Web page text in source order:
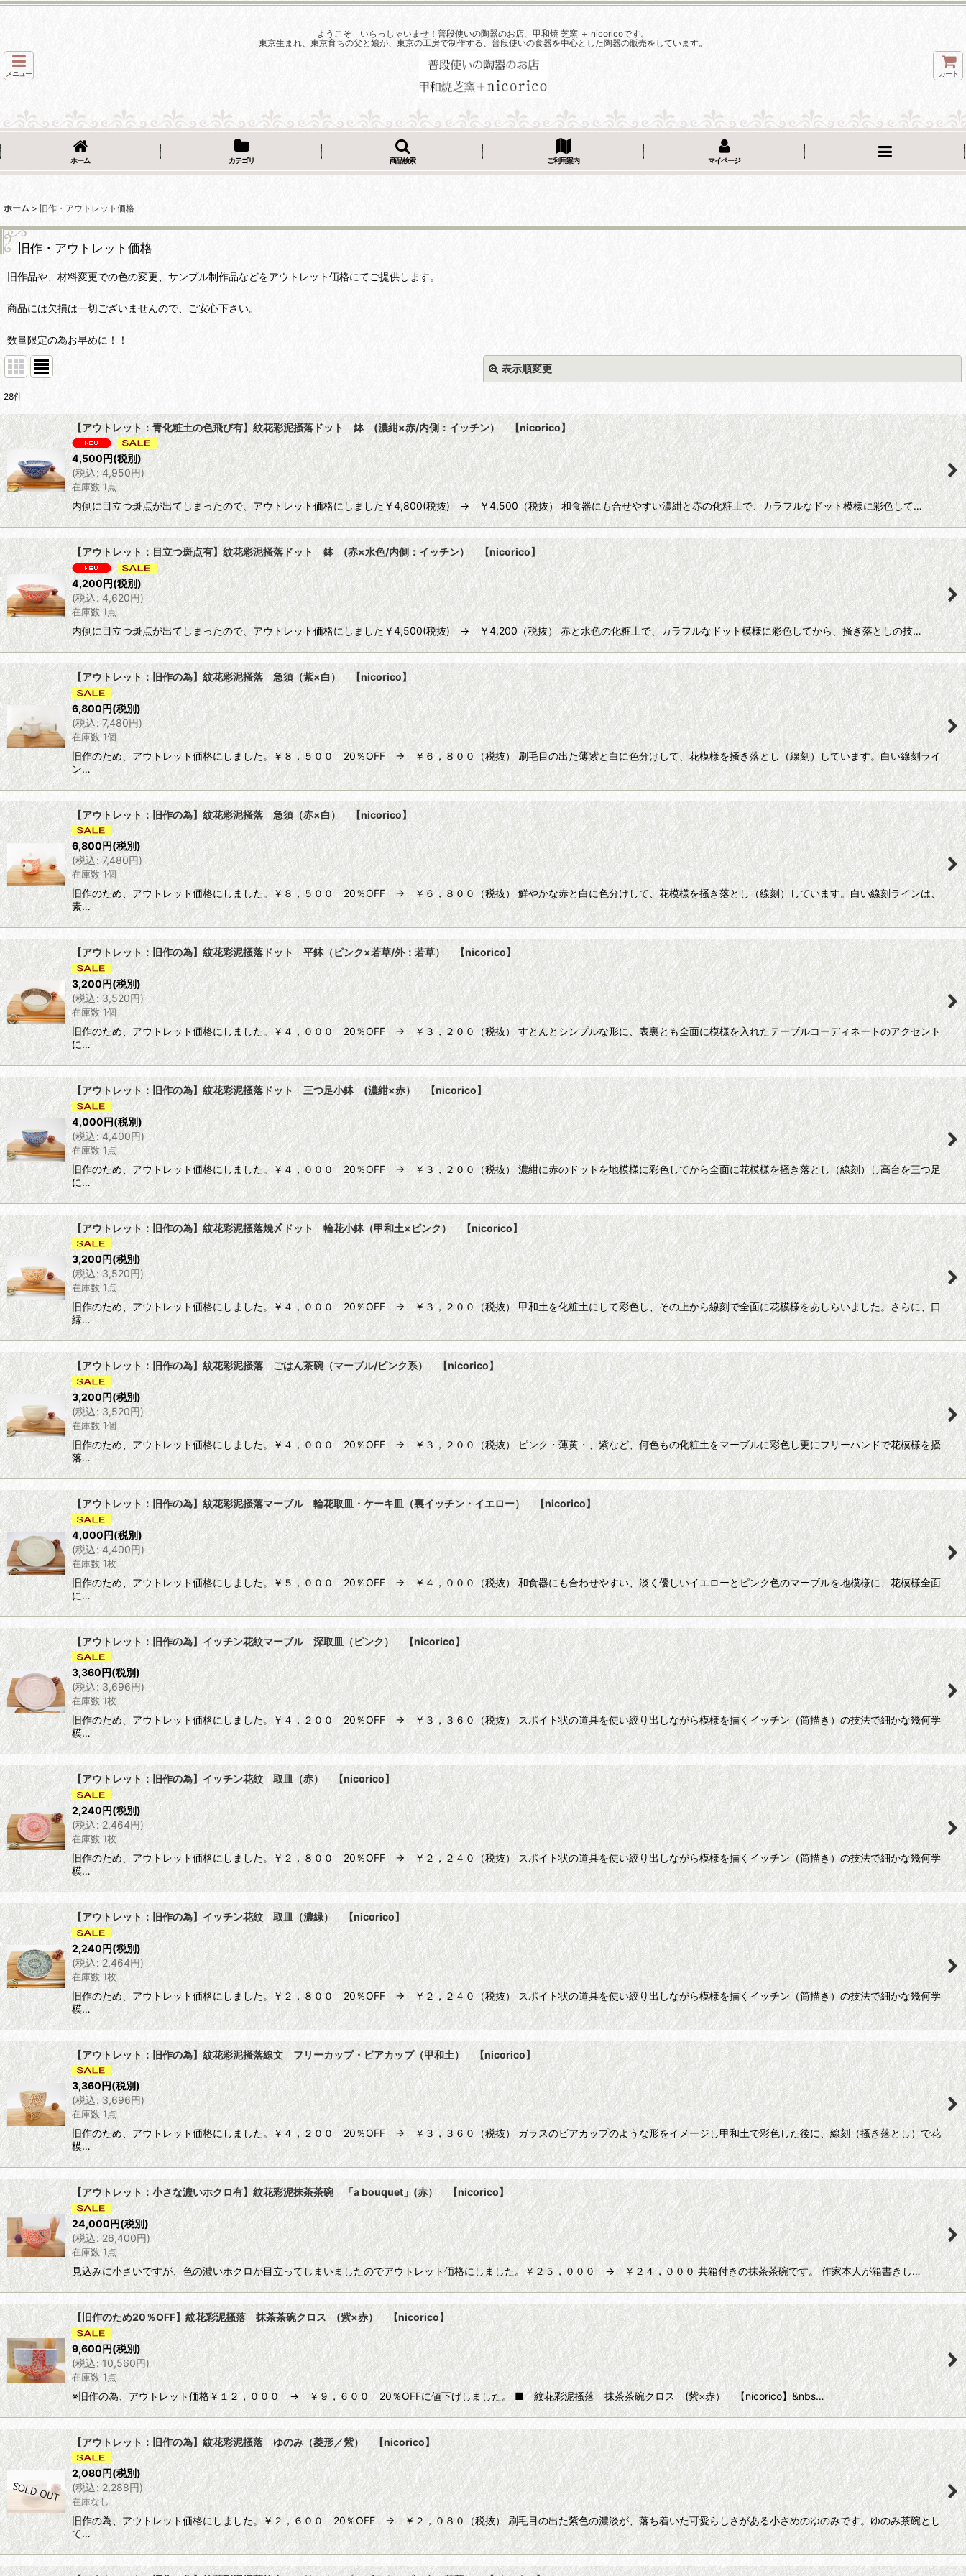
ようこそ いらっしゃいませ！普段使いの陶器のお店、甲和焼 芝窯 ＋ nicoricoです。
東京生まれ、東京育ちの父と娘が、東京の工房で制作する、普段使いの食器を中心とした陶器の販売をしています。
メニュー カート
ホーム カテゴリ 商品検索 ご利用案内 マイページ
ホーム > 旧作・アウトレット価格
旧作・アウトレット価格
旧作品や、材料変更での色の変更、サンプル制作品などをアウトレット価格にてご提供します。
商品には欠損は一切ございませんので、ご安心下さい。
数量限定の為お早めに！！
表示順変更
並び順:
絞り込む
28件
【アウトレット：青化粧土の色飛び有】紋花彩泥掻落ドット 鉢 (濃紺×赤/内側：イッチン） 【nicorico】
4,500円(税別)
(税込: 4,950円)
在庫数 1点
内側に目立つ斑点が出てしまったので、アウトレット価格にしました￥4,800(税抜) → ￥4,500（税抜） 和食器にも合せやすい濃紺と赤の化粧土で、カラフルなドット模様に彩色して…
【アウトレット：目立つ斑点有】紋花彩泥掻落ドット 鉢 (赤×水色/内側：イッチン） 【nicorico】
4,200円(税別)
(税込: 4,620円)
在庫数 1点
内側に目立つ斑点が出てしまったので、アウトレット価格にしました￥4,500(税抜) → ￥4,200（税抜） 赤と水色の化粧土で、カラフルなドット模様に彩色してから、掻き落としの技…
【アウトレット：旧作の為】紋花彩泥掻落 急須（紫×白） 【nicorico】
6,800円(税別)
(税込: 7,480円)
在庫数 1個
旧作のため、アウトレット価格にしました。￥８，５００ 20％OFF → ￥６，８００（税抜） 刷毛目の出た薄紫と白に色分けして、花模様を掻き落とし（線刻）しています。白い線刻ライ
ン…
【アウトレット：旧作の為】紋花彩泥掻落 急須（赤×白） 【nicorico】
6,800円(税別)
(税込: 7,480円)
在庫数 1個
旧作のため、アウトレット価格にしました。￥８，５００ 20％OFF → ￥６，８００（税抜） 鮮やかな赤と白に色分けして、花模様を掻き落とし（線刻）しています。白い線刻ラインは、
素…
【アウトレット：旧作の為】紋花彩泥掻落ドット 平鉢（ピンク×若草/外：若草） 【nicorico】
3,200円(税別)
(税込: 3,520円)
在庫数 1個
旧作のため、アウトレット価格にしました。￥４，０００ 20％OFF → ￥３，２００（税抜） すとんとシンプルな形に、表裏とも全面に模様を入れたテーブルコーディネートのアクセント
に…
【アウトレット：旧作の為】紋花彩泥掻落ドット 三つ足小鉢 (濃紺×赤） 【nicorico】
4,000円(税別)
(税込: 4,400円)
在庫数 1点
旧作のため、アウトレット価格にしました。￥４，０００ 20％OFF → ￥３，２００（税抜） 濃紺に赤のドットを地模様に彩色してから全面に花模様を掻き落とし（線刻）し高台を三つ足
に…
【アウトレット：旧作の為】紋花彩泥掻落焼〆ドット 輪花小鉢（甲和土×ピンク） 【nicorico】
3,200円(税別)
(税込: 3,520円)
在庫数 1点
旧作のため、アウトレット価格にしました。￥４，０００ 20％OFF → ￥３，２００（税抜） 甲和土を化粧土にして彩色し、その上から線刻で全面に花模様をあしらいました。さらに、口
縁…
【アウトレット：旧作の為】紋花彩泥掻落 ごはん茶碗（マーブル/ピンク系） 【nicorico】
3,200円(税別)
(税込: 3,520円)
在庫数 1個
旧作のため、アウトレット価格にしました。￥４，０００ 20％OFF → ￥３，２００（税抜） ピンク・薄黄・、紫など、何色もの化粧土をマーブルに彩色し更にフリーハンドで花模様を掻
落…
【アウトレット：旧作の為】紋花彩泥掻落マーブル 輪花取皿・ケーキ皿（裏イッチン・イエロー） 【nicorico】
4,000円(税別)
(税込: 4,400円)
在庫数 1枚
旧作のため、アウトレット価格にしました。￥５，０００ 20％OFF → ￥４，０００（税抜） 和食器にも合わせやすい、淡く優しいイエローとピンク色のマーブルを地模様に、花模様全面
に…
【アウトレット：旧作の為】イッチン花紋マーブル 深取皿（ピンク） 【nicorico】
3,360円(税別)
(税込: 3,696円)
在庫数 1枚
旧作のため、アウトレット価格にしました。￥４，２００ 20％OFF → ￥３，３６０（税抜） スポイト状の道具を使い絞り出しながら模様を描くイッチン（筒描き）の技法で細かな幾何学
模…
【アウトレット：旧作の為】イッチン花紋 取皿（赤） 【nicorico】
2,240円(税別)
(税込: 2,464円)
在庫数 1枚
旧作のため、アウトレット価格にしました。￥２，８００ 20％OFF → ￥２，２４０（税抜） スポイト状の道具を使い絞り出しながら模様を描くイッチン（筒描き）の技法で細かな幾何学
模…
【アウトレット：旧作の為】イッチン花紋 取皿（濃緑） 【nicorico】
2,240円(税別)
(税込: 2,464円)
在庫数 1枚
旧作のため、アウトレット価格にしました。￥２，８００ 20％OFF → ￥２，２４０（税抜） スポイト状の道具を使い絞り出しながら模様を描くイッチン（筒描き）の技法で細かな幾何学
模…
【アウトレット：旧作の為】紋花彩泥掻落線文 フリーカップ・ビアカップ（甲和土） 【nicorico】
3,360円(税別)
(税込: 3,696円)
在庫数 1点
旧作のため、アウトレット価格にしました。￥４，２００ 20％OFF → ￥３，３６０（税抜） ガラスのビアカップのような形をイメージし甲和土で彩色した後に、線刻（掻き落とし）で花
模…
【アウトレット：小さな濃いホクロ有】紋花彩泥抹茶茶碗 「a bouquet」(赤） 【nicorico】
24,000円(税別)
(税込: 26,400円)
在庫数 1点
見込みに小さいですが、色の濃いホクロが目立ってしまいましたのでアウトレット価格にしました。￥２５，０００ → ￥２４，０００ 共箱付きの抹茶茶碗です。 作家本人が箱書きし…
【旧作のため20％OFF】紋花彩泥掻落 抹茶茶碗クロス (紫×赤） 【nicorico】
9,600円(税別)
(税込: 10,560円)
在庫数 1点
※旧作の為、アウトレット価格￥１２，０００ → ￥９，６００ 20％OFFに値下げしました。 ■ 紋花彩泥掻落 抹茶茶碗クロス (紫×赤） 【nicorico】&nbs…
【アウトレット：旧作の為】紋花彩泥掻落 ゆのみ（菱形／紫） 【nicorico】
2,080 円(税別)
(税込: 2,288円)
在庫なし
旧作の為、アウトレット価格にしました。￥２，６００ 20％OFF → ￥２，０８０（税抜） 刷毛目の出た紫色の濃淡が、落ち着いた可愛らしさがある小さめのゆのみです。ゆのみ茶碗とし
て…